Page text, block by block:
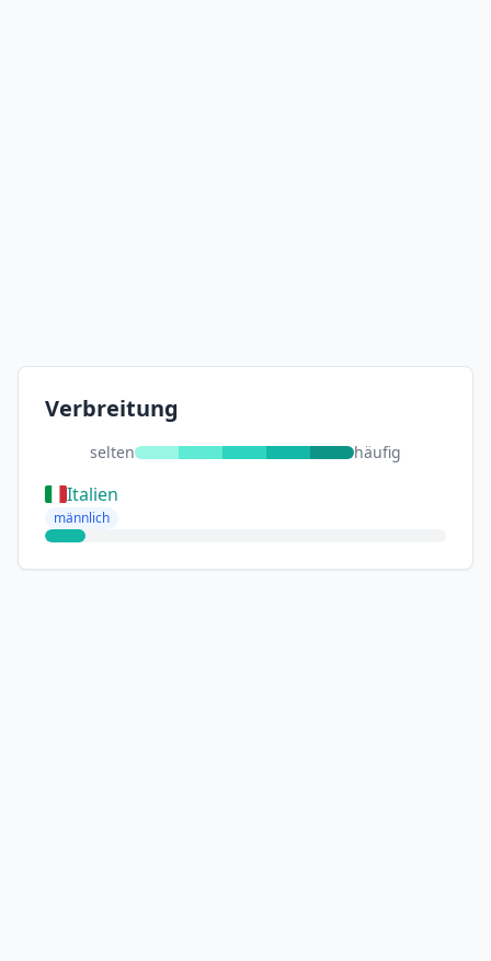
Verbreitung
selten häufig
Italien
männlich